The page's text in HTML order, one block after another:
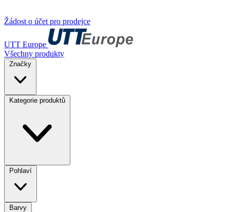
Žádost o účet pro prodejce
UTT Europe
Všechny produkty
Značky
Kategorie produktů
Pohlaví
Barvy